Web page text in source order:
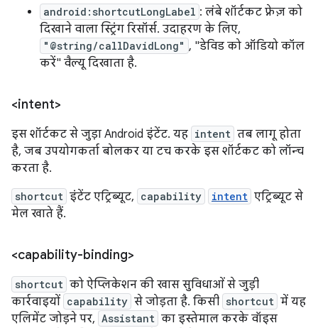
android:shortcutLongLabel : लंबे शॉर्टकट फ़्रेज़ को
दिखाने वाला स्ट्रिंग रिसॉर्स. उदाहरण के लिए,
"@string/callDavidLong" , "डेविड को ऑडियो कॉल
करें" वैल्यू दिखाता है.
<intent>
इस शॉर्टकट से जुड़ा Android इंटेंट. यह intent तब लागू होता
है, जब उपयोगकर्ता बोलकर या टच करके इस शॉर्टकट को लॉन्च
करता है.
shortcut इंटेंट एट्रिब्यूट, capability intent एट्रिब्यूट से
मेल खाते हैं.
<capability-binding>
shortcut को ऐप्लिकेशन की खास सुविधाओं से जुड़ी
कार्रवाइयों capability से जोड़ता है. किसी shortcut में यह
एलिमेंट जोड़ने पर, Assistant का इस्तेमाल करके वॉइस